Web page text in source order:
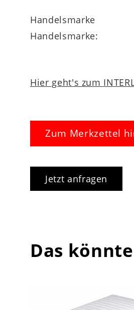
Handelsmarke
Handelsmarke:
Hier geht's zum
Zum Merkzettel
Jetzt anfragen
Das